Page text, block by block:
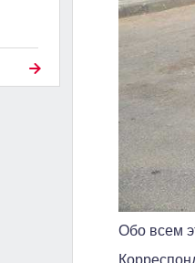
Обо всем